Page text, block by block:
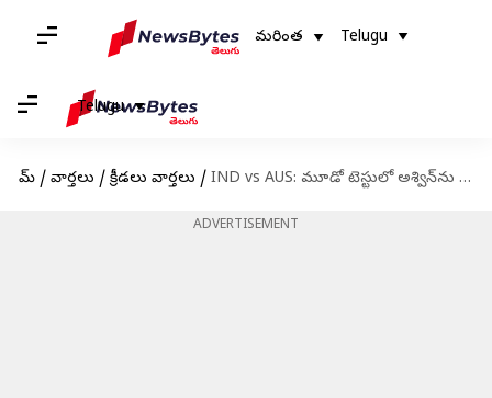
మరింత Telugu
Telugu
హోమ్ / వార్తలు / క్రీడలు వార్తలు / IND vs AUS: మూడో టెస్టులో అశ్విన్‌ను ఊరిస్తున్న నెం.1 రికార్డు
ADVERTISEMENT